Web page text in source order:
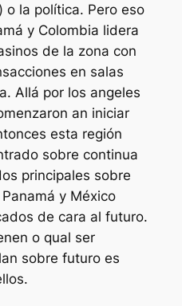
o la política. Pero eso
y Colombia lidera
de la zona con
en salas
Allá por los angeles
an iniciar
esta región
sobre continua
principales sobre
y México
de cara al futuro.
o qual ser
sobre futuro es